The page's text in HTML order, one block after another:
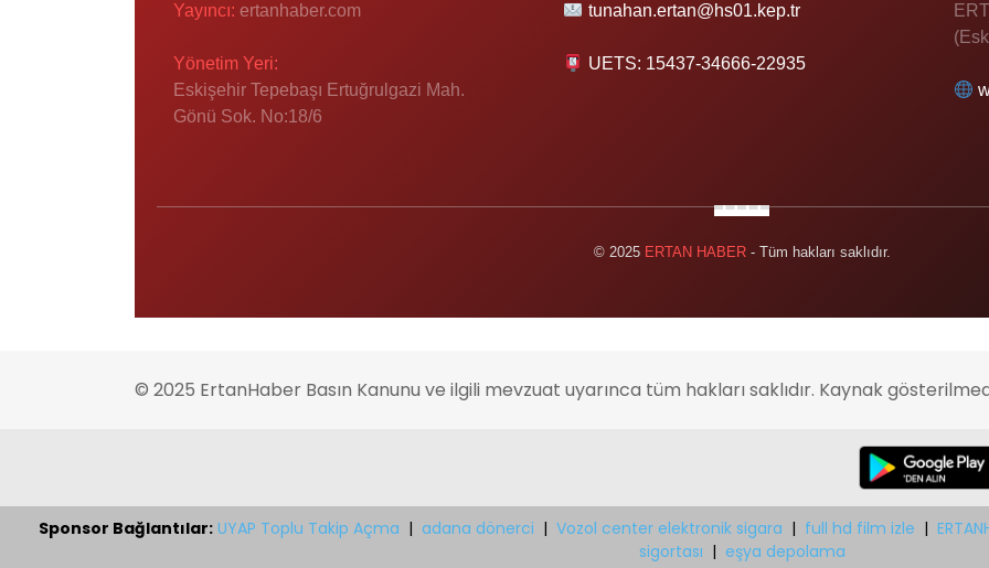
Yayıncı: ertanhaber.com
Yönetim Yeri:
Eskişehir Tepebaşı Ertuğrulgazi Mah.
Gönü Sok. No:18/6
tunahan.ertan@hs01.kep.tr
UETS: 15437-34666-22935
© 2025 ERTAN HABER- Tüm hakları saklıdır.
© 2025 ErtanHaber Basın Kanunu ve ilgili mevzuat uyarınca tüm hakları saklıdır. Kaynak
Sponsor Bağlantılar: UYAP Toplu Takip Açma | adana dönerci | Vozol center elektronik sigara | full hd film izle |
sigortası | eşya depolama